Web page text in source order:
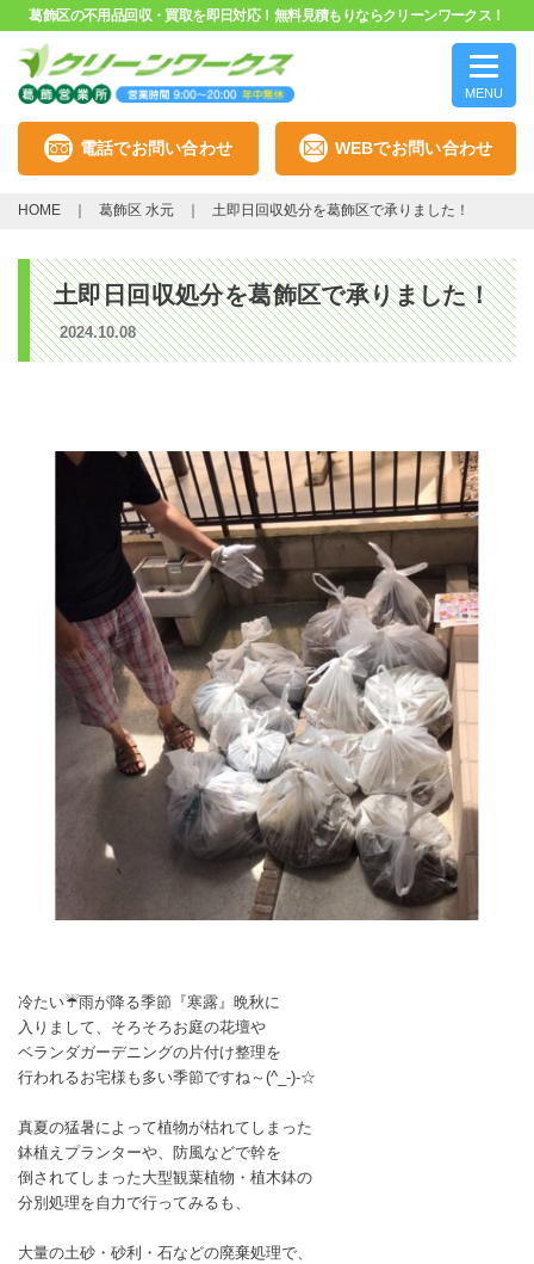
葛飾区の不用品回収・買取を即日対応！無料見積もりならクリーンワークス！
MENU
電話でお問い合わせ WEBでお問い合わせ
HOME 葛飾区 水元 土即日回収処分を葛飾区で承りました！
土即日回収処分を葛飾区で承りました！
2024.10.08
冷たい☔雨が降る季節『寒露』晩秋に
入りまして、そろそろお庭の花壇や
ベランダガーデニングの片付け整理を
行われるお宅様も多い季節ですね～(^_-)-☆
真夏の猛暑によって植物が枯れてしまった
鉢植えプランターや、防風などで幹を
倒されてしまった大型観葉植物・植木鉢の
分別処理を自力で行ってみるも、
大量の土砂・砂利・石などの廃棄処理で、